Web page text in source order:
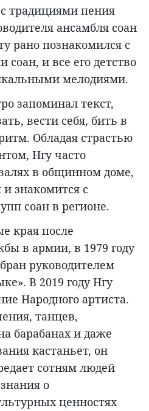
традициями пения
ансамбля соан
рано познакомился с
и все его детство
мелодиями.
запоминал текст,
вести себя, бить в
Обладая страстью
Нгу часто
в общинном доме,
и знакомится с
соан в регионе.
края после
в армии, в 1979 году
руководителем
В 2019 году Нгу
Народного артиста.
танцев,
барабанах и даже
кастаньет, он
сотням людей
о
ценностях